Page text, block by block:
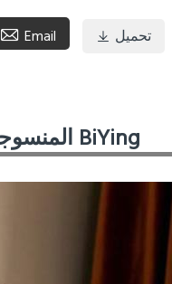
 Email  تحميل
المنسوجات المنزلية BiYing